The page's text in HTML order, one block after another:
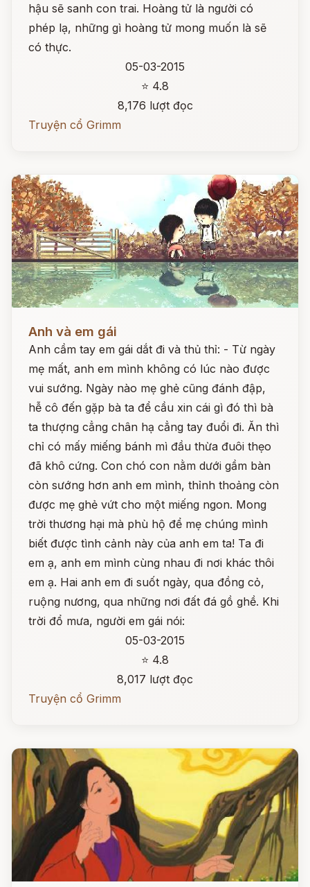
hậu sẽ sanh con trai. Hoàng tử là người có
phép lạ, những gì hoàng tử mong muốn là sẽ
có thực.
05-03-2015
⭐ 4.8
8,176 lượt đọc
Truyện cổ Grimm
Anh và em gái
Anh cầm tay em gái dắt đi và thủ thỉ: - Từ ngày
mẹ mất, anh em mình không có lúc nào được
vui sướng. Ngày nào mẹ ghẻ cũng đánh đập,
hễ cô đến gặp bà ta để cầu xin cái gì đó thì bà
ta thượng cẳng chân hạ cẳng tay đuổi đi. Ăn thì
chỉ có mấy miếng bánh mì đầu thừa đuôi thẹo
đã khô cứng. Con chó con nằm dưới gầm bàn
còn sướng hơn anh em mình, thỉnh thoảng còn
được mẹ ghẻ vứt cho một miếng ngon. Mong
trời thương hại mà phù hộ để mẹ chúng mình
biết được tình cảnh này của anh em ta! Ta đi
em ạ, anh em mình cùng nhau đi nơi khác thôi
em ạ. Hai anh em đi suốt ngày, qua đồng cỏ,
ruộng nương, qua những nơi đất đá gồ ghề. Khi
trời đổ mưa, người em gái nói:
05-03-2015
⭐ 4.8
8,017 lượt đọc
Truyện cổ Grimm